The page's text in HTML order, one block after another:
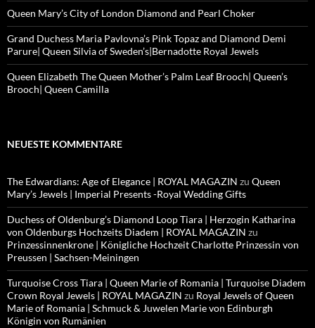
Queen Mary’s City of London Diamond and Pearl Choker
Grand Duchess Maria Pavlovna’s Pink Topaz and Diamond Demi
Parure| Queen Silvia of Sweden’s|Bernadotte Royal Jewels
Queen Elizabeth The Queen Mother’s Palm Leaf Brooch| Queen’s
Brooch| Queen Camilla
NEUESTE KOMMENTARE
The Edwardians: Age of Elegance | ROYAL MAGAZIN zu Queen
Mary’s Jewels | Imperial Presents -Royal Wedding Gifts
Duchess of Oldenburg’s Diamond Loop Tiara | Herzogin Katharina
von Oldenburgs Hochzeits Diadem | ROYAL MAGAZIN zu
Prinzessinnenkrone | Königliche Hochzeit Charlotte Prinzessin von
Preussen | Sachsen-Meiningen
Turquoise Cross Tiara | Queen Marie of Romania | Turquoise Diadem
Crown Royal Jewels | ROYAL MAGAZIN zu Royal Jewels of Queen
Marie of Romania | Schmuck & Juwelen Marie von Edinburgh
Königin von Rumänien